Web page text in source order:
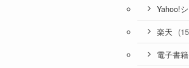
Yahoo!
楽天
電子書籍